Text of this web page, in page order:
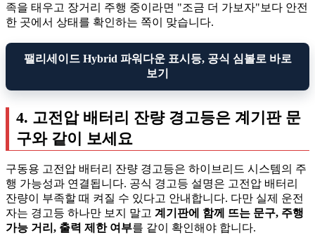
족을 태우고 장거리 주행 중이라면 "조금 더 가보자"보다 안전
한 곳에서 상태를 확인하는 쪽이 맞습니다.
팰리세이드 Hybrid 파워다운 표시등, 공식 심볼로 바로
보기
4. 고전압 배터리 잔량 경고등은 계기판 문
구와 같이 보세요
구동용 고전압 배터리 잔량 경고등은 하이브리드 시스템의 주
행 가능성과 연결됩니다. 공식 경고등 설명은 고전압 배터리
잔량이 부족할 때 켜질 수 있다고 안내합니다. 다만 실제 운전
자는 경고등 하나만 보지 말고 계기판에 함께 뜨는 문구, 주행
가능 거리, 출력 제한 여부를 같이 확인해야 합니다.